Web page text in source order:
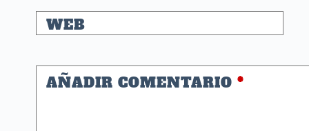
WEB
AÑADIR COMENTARIO *